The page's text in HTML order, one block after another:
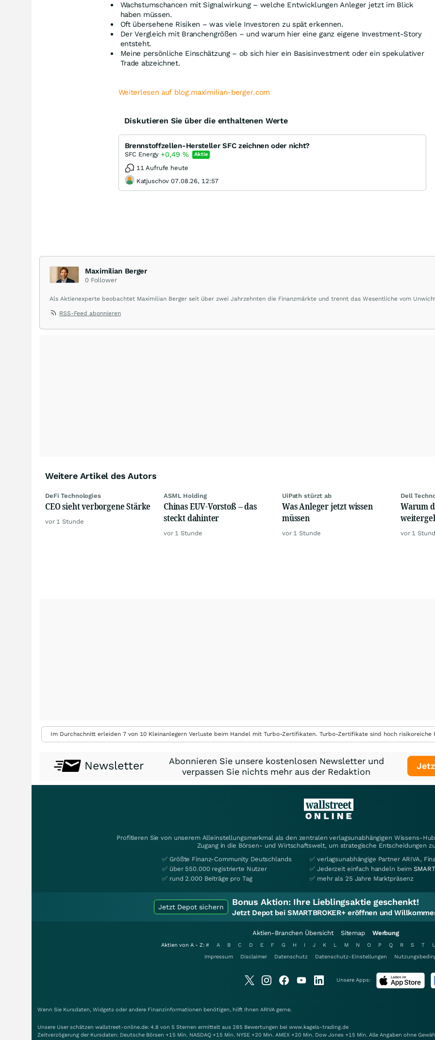
Wachstumschancen mit Signalwirkung – welche Entwicklungen Anleger jetzt im Blick
haben müssen.
Oft übersehene Risiken – was viele Investoren zu spät erkennen.
Der Vergleich mit Branchengrößen – und warum hier eine ganz eigene Investment-Story
entsteht.
Meine persönliche Einschätzung – ob sich hier ein Basisinvestment oder ein spekulativer
Trade abzeichnet.
Weiterlesen auf blog.maximilian-berger.com
Diskutieren Sie über die enthaltenen Werte
Brennstoffzellen-Hersteller SFC zeichnen oder nicht?
SFC Energy +0,49 % Aktie
11 Aufrufe heute
Katjuschov 07.08.26, 12:57
Maximilian Berger
0 Follower
Als Aktienexperte beobachtet Maximilian Berger seit über zwei Jahrzehnten die Finanzmärkte und trennt das Wesentliche vom
RSS-Feed abonnieren
Weitere Artikel des Autors
DeFi Technologies
CEO sieht verborgene Stärke
vor 1 Stunde
ASML Holding
Chinas EUV-Vorstoß – das
steckt dahinter
vor 1 Stunde
UiPath stürzt ab
Was Anleger jetzt wissen
müssen
vor 1 Stunde
Dell
Warum
vor 1
Im Durchschnitt erleiden 7 von 10 Kleinanlegern Verluste beim Handel mit Turbo-Zertifikaten. Turbo-Zertifikate sind hoch
Newsletter
Abonnieren Sie unsere kostenlosen Newsletter und
verpassen Sie nichts mehr aus der Redaktion
Profitieren Sie von unserem Alleinstellungsmerkmal als den zentralen verlagsunabhängigen Wissens-
Zugang in die Börsen- und Wirtschaftswelt, um strategische Entscheidungen
✅ Größte Finanz-Community Deutschlands
✅ über 550.000 registrierte Nutzer
✅ rund 2.000 Beiträge pro Tag
✅ verlagsunabhängige Partner ARIVA,
✅ Jederzeit einfach handeln beim
✅ mehr als 25 Jahre Marktpräsenz
Jetzt Depot sichern Bonus Aktion: Ihre Lieblingsaktie geschenkt!
Jetzt Depot bei SMARTBROKER+ eröffnen und
Aktien-Branchen Übersicht Sitemap Werbung
Aktien von A - Z: # A B C D E F G H I J K L M N O P Q R S T U
Impressum
Disclaimer Datenschutz Datenschutz-Einstellungen
Unsere Apps:
Wenn Sie Kursdaten, Widgets oder andere Finanzinformationen benötigen, hilft Ihnen ARIVA gerne.
Unsere User schätzen wallstreet-online.de: 4.8 von 5 Sternen ermittelt aus 285 Bewertungen bei www.kagels-trading.de
Zeitverzögerung der Kursdaten: Deutsche Börsen +15 Min. NASDAQ +15 Min. NYSE +20 Min. AMEX +20 Min. Dow Jones +15 Min. Alle Angaben ohne